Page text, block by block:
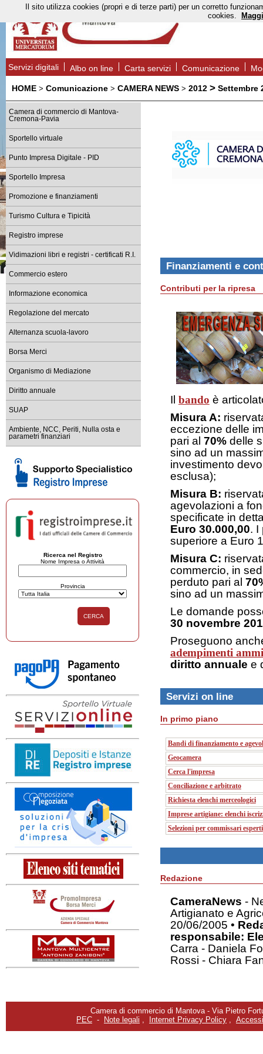
Servizi digitali Albo on line Carta servizi Comunicazione
HOME > Comunicazione > CAMERA NEWS > 2012 > Settembre
Camera di commercio di Mantova-
Cremona-Pavia
Sportello virtuale
Punto Impresa Digitale - PID
Sportello Impresa
Promozione e finanziamenti
Turismo Cultura e Tipicità
Registro imprese
Vidimazioni libri e registri - certificati R.I.
Commercio estero
Informazione economica
Regolazione del mercato
Alternanza scuola-lavoro
Borsa Merci
Organismo di Mediazione
Diritto annuale
SUAP
Ambiente, NCC, Periti, Nulla osta e
parametri finanziari
Ricerca nel Registro
Nome Impresa o Attività
Provincia
CERCA
Finanziamenti e
Contributi per la ripresa
Il bando è
Misura A:
eccezione delle
pari al 70%delle
sino ad un
investimento
esclusa);
Misura B:
agevolazioni a
specificate in
Euro 30.000,00. I
superiore a Euro
Misura C:
commercio, in
perduto pari al
sino ad un
Le domande
30 novembre
Proseguono
adempimenti
diritto annuale e
Servizi on line
In primo piano
Bandi di finanziamento e
Geocamera
Cerca l'impresa
Conciliazione e arbitrato
Richiesta elenchi merceologici
Imprese artigiane: elenchi
Selezioni per commissari esperti
Redazione
CameraNews -
Artigianato e
20/06/2005 •
responsabile:
Carra - Daniela
Rossi - Chiara
Camera di commercio di Mantova - Via Pietro
PEC - Note legali , Internet Privacy Policy ,
Il sito utilizza cookies (propri e di terze parti) per un corretto
cookies.